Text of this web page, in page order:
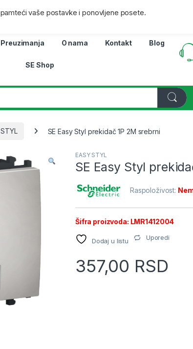
Lokacija
Preuzimanja O nama Kontakt Blog
SE Shop
SE Easy Styl prekidač 1P 2M srebrni
EASY STYL
SE Easy Styl
Raspoloživost:
Šifra proizvoda: LMR1412004
Dodaj u listu Uporedi
357,00 RSD
vaše postavke i ponovljene posete.